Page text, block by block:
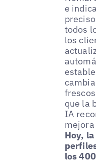
e
todos
los
que la
IA
Hoy,
los